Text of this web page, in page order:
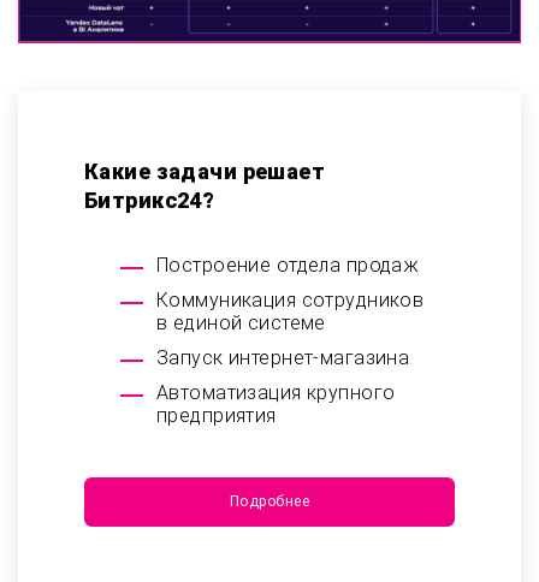
Какие задачи решает
Битрикс24?
Построение отдела продаж
Коммуникация сотрудников
в единой системе
Запуск интернет-магазина
Автоматизация крупного
предприятия
Подробнее